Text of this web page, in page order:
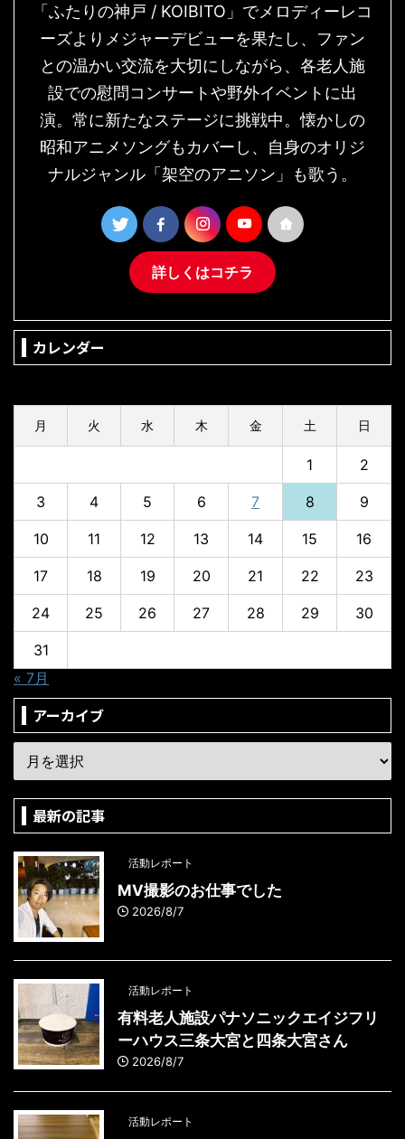
「ふたりの神戸 / KOIBITO」でメロディーレコ
ーズよりメジャーデビューを果たし、ファン
との温かい交流を大切にしながら、各老人施
設での慰問コンサートや野外イベントに出
演。常に新たなステージに挑戦中。懐かしの
昭和アニメソングもカバーし、自身のオリジ
ナルジャンル「架空のアニソン」も歌う。
詳しくはコチラ
カレンダー
月 火 水 木 金 土 日
1 2
3 4 5 6 7 8 9
10 11 12 13 14 15 16
17 18 19 20 21 22 23
24 25 26 27 28 29 30
31
« 7月
アーカイブ
最新の記事
活動レポート
MV撮影のお仕事でした
2026/8/7
活動レポート
有料老人施設パナソニックエイジフリ
ーハウス三条大宮と四条大宮さん
2026/8/7
活動レポート